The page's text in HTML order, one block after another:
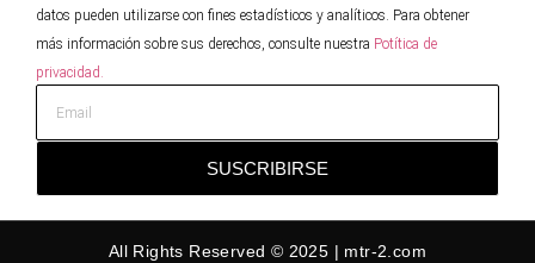
datos pueden utilizarse con fines estadísticos y analíticos. Para obtener
más información sobre sus derechos, consulte nuestra Potítica de
privacidad.
SUSCRIBIRSE
All Rights Reserved © 2025 | mtr-2.com